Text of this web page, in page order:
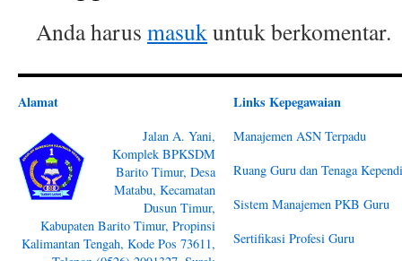
Anda harus masuk untuk berkomentar.
Alamat
Jalan A. Yani,
Komplek BPKSDM
Barito Timur, Desa
Matabu, Kecamatan
Dusun Timur,
Kabupaten Barito Timur, Propinsi
Kalimantan Tengah, Kode Pos 73611,
Links Kepegawaian
Manajemen ASN Terpadu
Ruang Guru dan Tenaga
Sistem Manajemen PKB Guru
Sertifikasi Profesi Guru